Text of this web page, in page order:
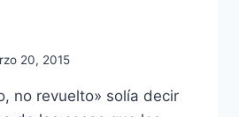
20, 2015
no revuelto» solía decir